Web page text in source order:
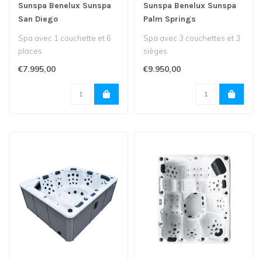
Sunspa Benelux Sunspa
San Diego
Spa avec 1 couchette et 6
places
€7.995,00
Sunspa Benelux Sunspa
Palm Springs
Spa avec 3 couchettes et 3
sièges
€9.950,00